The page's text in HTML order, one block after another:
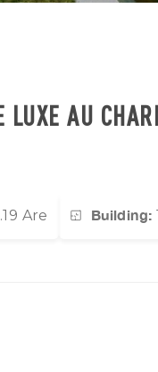
LUXE AU
Are Building: